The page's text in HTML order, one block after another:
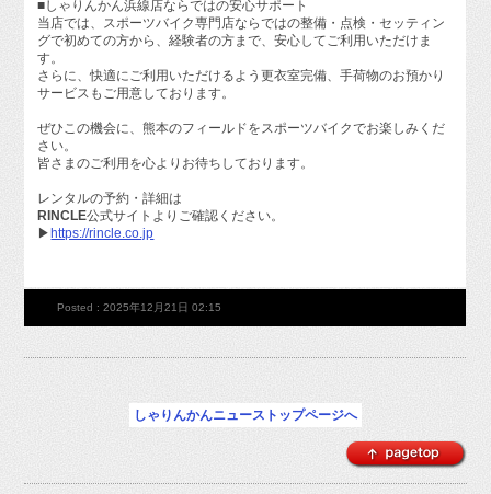
■しゃりんかん浜線店ならではの安心サポート
当店では、スポーツバイク専門店ならではの整備・点検・セッティン
グで初めての方から、経験者の方まで、安心してご利用いただけま
す。
さらに、快適にご利用いただけるよう更衣室完備、手荷物のお預かり
サービスもご用意しております。
ぜひこの機会に、熊本のフィールドをスポーツバイクでお楽しみくだ
さい。
皆さまのご利用を心よりお待ちしております。
レンタルの予約・詳細は
RINCLE公式サイトよりご確認ください。
▶︎ https://rincle.co.jp
Posted : 2025年12月21日 02:15
しゃりんかんニューストップページへ